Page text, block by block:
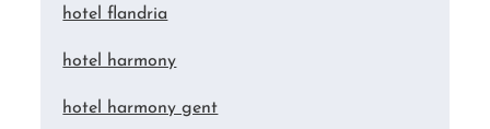
hotel flandria
hotel harmony
hotel harmony gent